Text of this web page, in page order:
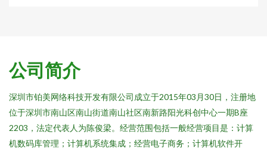
公司简介
深圳市铂美网络科技开发有限公司成立于2015年03月30日，注册地
位于深圳市南山区南山街道南山社区南新路阳光科创中心一期B座
2203，法定代表人为陈俊梁。经营范围包括一般经营项目是：计算
机数码库管理；计算机系统集成；经营电子商务；计算机软件开